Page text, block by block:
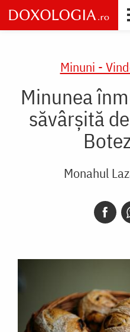
Skip
to
main
Minuni -
Minunea
săvârșită
Monahul